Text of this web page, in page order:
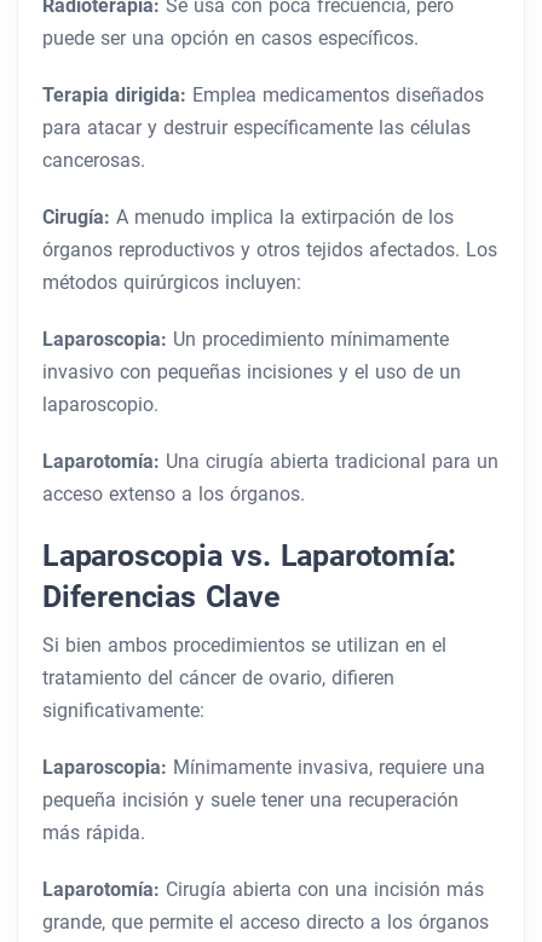
Radioterapia: Se usa con poca frecuencia, pero
puede ser una opción en casos específicos.
Terapia dirigida: Emplea medicamentos diseñados
para atacar y destruir específicamente las células
cancerosas.
Cirugía: A menudo implica la extirpación de los
órganos reproductivos y otros tejidos afectados. Los
métodos quirúrgicos incluyen:
Laparoscopia: Un procedimiento mínimamente
invasivo con pequeñas incisiones y el uso de un
laparoscopio.
Laparotomía: Una cirugía abierta tradicional para un
acceso extenso a los órganos.
Laparoscopia vs. Laparotomía:
Diferencias Clave
Si bien ambos procedimientos se utilizan en el
tratamiento del cáncer de ovario, difieren
significativamente:
Laparoscopia: Mínimamente invasiva, requiere una
pequeña incisión y suele tener una recuperación
más rápida.
Laparotomía: Cirugía abierta con una incisión más
grande, que permite el acceso directo a los órganos